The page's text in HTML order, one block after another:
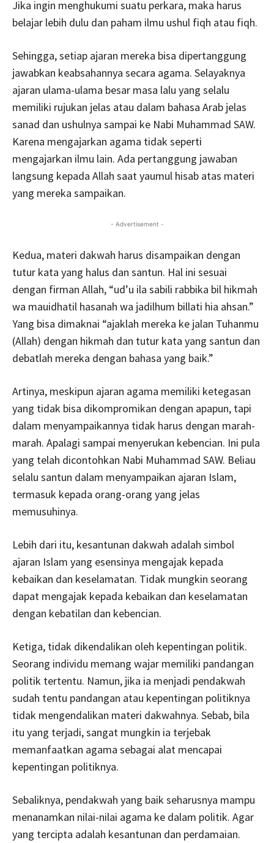
Jika ingin menghukumi suatu perkara, maka harus
belajar lebih dulu dan paham ilmu ushul fiqh atau fiqh.
Sehingga, setiap ajaran mereka bisa dipertanggung
jawabkan keabsahannya secara agama. Selayaknya
ajaran ulama-ulama besar masa lalu yang selalu
memiliki rujukan jelas atau dalam bahasa Arab jelas
sanad dan ushulnya sampai ke Nabi Muhammad SAW.
Karena mengajarkan agama tidak seperti
mengajarkan ilmu lain. Ada pertanggung jawaban
langsung kepada Allah saat yaumul hisab atas materi
yang mereka sampaikan.
- Advertisement -
Kedua, materi dakwah harus disampaikan dengan
tutur kata yang halus dan santun. Hal ini sesuai
dengan firman Allah, “ud’u ila sabili rabbika bil hikmah
wa mauidhatil hasanah wa jadilhum billati hia ahsan.”
Yang bisa dimaknai “ajaklah mereka ke jalan Tuhanmu
(Allah) dengan hikmah dan tutur kata yang santun dan
debatlah mereka dengan bahasa yang baik.”
Artinya, meskipun ajaran agama memiliki ketegasan
yang tidak bisa dikompromikan dengan apapun, tapi
dalam menyampaikannya tidak harus dengan marah-
marah. Apalagi sampai menyerukan kebencian. Ini pula
yang telah dicontohkan Nabi Muhammad SAW. Beliau
selalu santun dalam menyampaikan ajaran Islam,
termasuk kepada orang-orang yang jelas
memusuhinya.
Lebih dari itu, kesantunan dakwah adalah simbol
ajaran Islam yang esensinya mengajak kepada
kebaikan dan keselamatan. Tidak mungkin seorang
dapat mengajak kepada kebaikan dan keselamatan
dengan kebatilan dan kebencian.
Ketiga, tidak dikendalikan oleh kepentingan politik.
Seorang individu memang wajar memiliki pandangan
politik tertentu. Namun, jika ia menjadi pendakwah
sudah tentu pandangan atau kepentingan politiknya
tidak mengendalikan materi dakwahnya. Sebab, bila
itu yang terjadi, sangat mungkin ia terjebak
memanfaatkan agama sebagai alat mencapai
kepentingan politiknya.
Sebaliknya, pendakwah yang baik seharusnya mampu
menanamkan nilai-nilai agama ke dalam politik. Agar
yang tercipta adalah kesantunan dan perdamaian.